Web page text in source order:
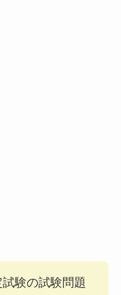
験の試験問題